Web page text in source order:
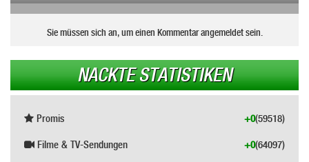
Sie müssen sich an, um einen Kommentar angemeldet sein.
NACKTE STATISTIKEN
Promis (59518)
+0
Filme & TV-Sendungen (64097)
+0